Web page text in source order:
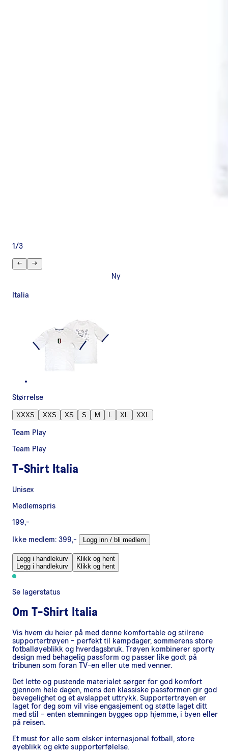
1 /3
Ny
Italia
Størrelse
XXXS XXS XS S M L XL XXL
Team Play
Team Play
T-Shirt Italia
Unisex
Medlemspris
199,-
Ikke medlem: 399,- Logg inn / bli medlem
Legg i handlekurv
Legg i handlekurv
Klikk og hent
Klikk og hent
Se lagerstatus
Om T-Shirt Italia
Vis hvem du heier på med denne komfortable og stilrene
supportertrøyen – perfekt til kampdager, sommerens store
fotballøyeblikk og hverdagsbruk. Trøyen kombinerer sporty
design med behagelig passform og passer like godt på
tribunen som foran TV-en eller ute med venner.
Det lette og pustende materialet sørger for god komfort
gjennom hele dagen, mens den klassiske passformen gir god
bevegelighet og et avslappet uttrykk. Supportertrøyen er
laget for deg som vil vise engasjement og støtte laget ditt
med stil – enten stemningen bygges opp hjemme, i byen eller
på reisen.
Et must for alle som elsker internasjonal fotball, store
øyeblikk og ekte supporterfølelse.